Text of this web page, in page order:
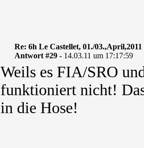
Re: 6h Le Castellet, 01./03.,April,2011
Antwort #29 - 14.03.11 um 17:17:59
Weils es FIA/SRO
funktioniert nicht!
in die Hose!